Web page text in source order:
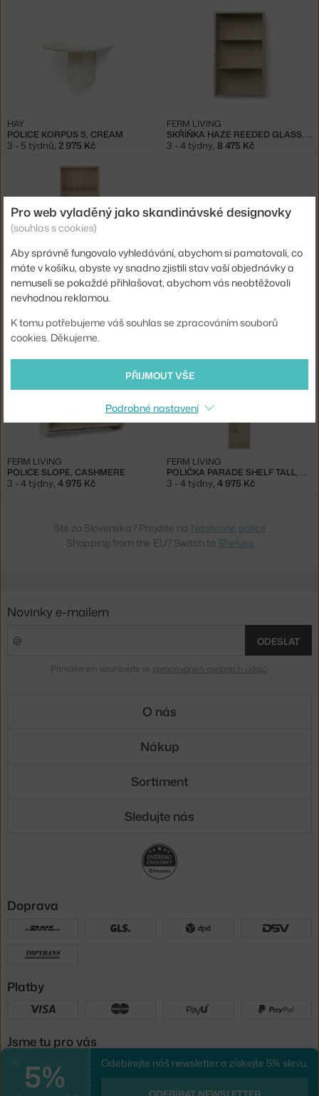
POLICE KORPUS S, CREAM
HAY
3 - 5 týdnů, 2 975 Kč
SKŘÍŇKA HAZE REEDED GLASS, CASHMERE
FERM LIVING
3 - 4 týdny, 8 475 Kč
FERM LIVING STRING
POLICE SLOPE, CASHMERE
FERM LIVING
3 - 4 týdny, 4 975 Kč
POLIČKA PARADE SHELF TALL, CASHMERE
FERM LIVING
3 - 4 týdny, 4 975 Kč
Ste zo Slovenska? Prejdite na Nástenné police
Shopping from the EU? Switch to Shelves
Pro web vyladěný jako skandinávské designovky
(souhlas s cookies)
Aby správně fungovalo vyhledávání, abychom si pamatovali, co
máte v košíku, abyste vy snadno zjistili stav vaší objednávky a
nemuseli se pokaždé přihlašovat, abychom vás neobtěžovali
nevhodnou reklamou.
K tomu potřebujeme váš souhlas se zpracováním souborů
cookies. Děkujeme.
PŘIJMOUT VŠE
Podrobné nastavení
5% Odebírejte náš newsletter a získejte 5% slevu.
Novinky e-mailem
ODESLAT
Přihlášením souhlasíte se zpracováním osobních údajů
O nás
Nákup
Sortiment
Sledujte nás
Doprava
Platby
Jsme tu pro vás
e-shop na míruod